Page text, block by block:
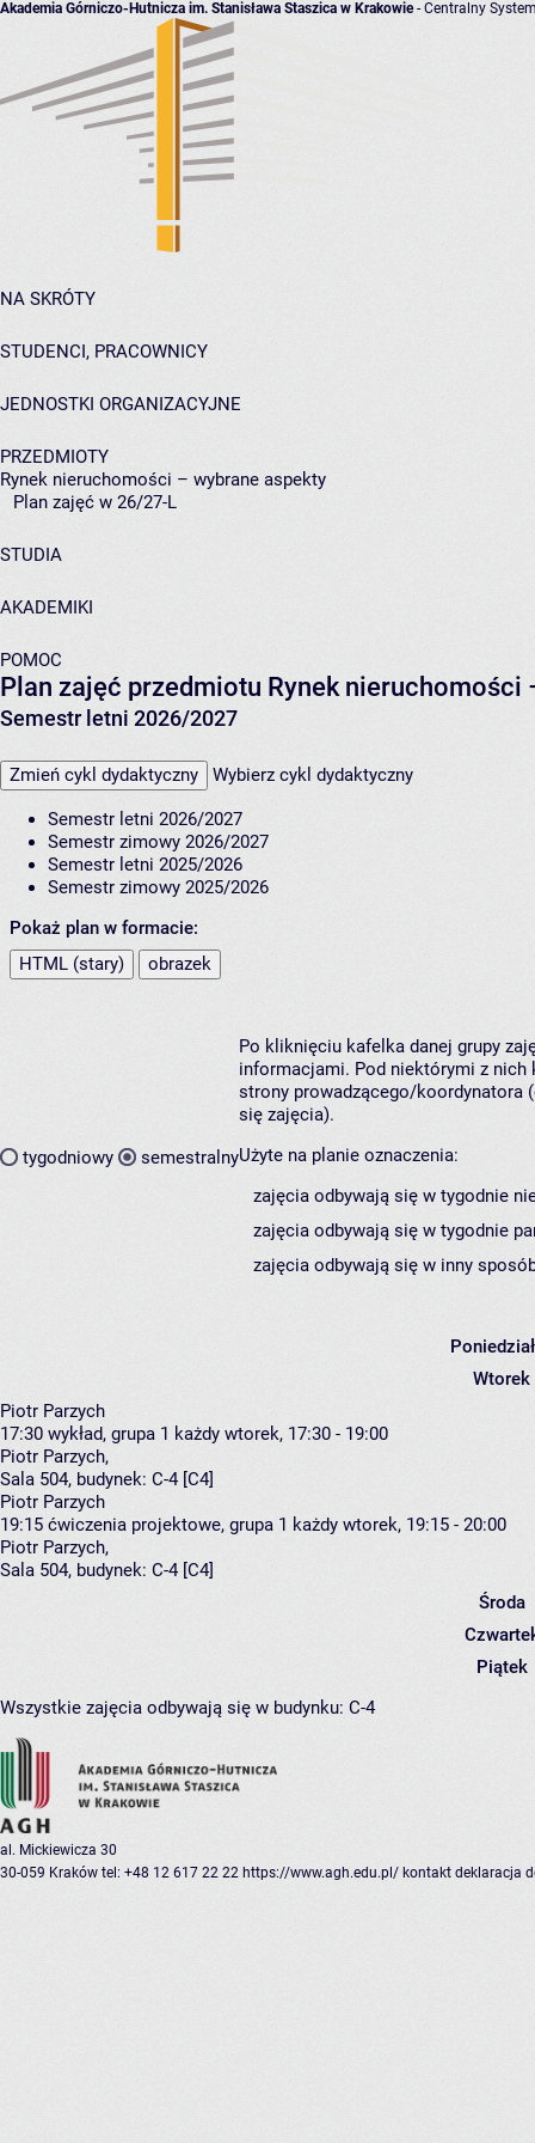
Akademia Górniczo-Hutnicza im. Stanisława Staszica w Krakowie- Centralny
NA SKRÓTY
STUDENCI, PRACOWNICY
JEDNOSTKI ORGANIZACYJNE
PRZEDMIOTY
Rynek nieruchomości – wybrane aspekty
Plan zajęć w 26/27-L
STUDIA
AKADEMIKI
POMOC
Plan zajęć przedmiotu Rynek nieruchomości
Semestr letni 2026/2027
Zmień cykl dydaktyczny Wybierz cykl dydaktyczny
Semestr letni 2026/2027
Semestr zimowy 2026/2027
Semestr letni 2025/2026
Semestr zimowy 2025/2026
Pokaż plan w formacie:
HTML (stary)
obrazek
tygodniowy semestralny
Po kliknięciu kafelka danej grupy
informacjami. Pod niektórymi z nich
strony prowadzącego/koordynatora
się zajęcia).
Użyte na planie oznaczenia:
zajęcia odbywają się w tygodnie
zajęcia odbywają się w tygodnie
zajęcia odbywają się w inny
Wtorek
Piotr Parzych
17:30 wykład, grupa 1 każdy wtorek, 17:30 - 19:00
Piotr Parzych,
Sala 504, budynek: C-4 [C4]
Piotr Parzych
19:15 ćwiczenia projektowe, grupa 1 każdy wtorek, 19:15 - 20:00
Piotr Parzych,
Sala 504, budynek: C-4 [C4]
Środa
Piątek
Wszystkie zajęcia odbywają się w budynku: C-4
al. Mickiewicza 30
30-059 Kraków tel: +48 12 617 22 22 https://www.agh.edu.pl/ kontakt deklaracja